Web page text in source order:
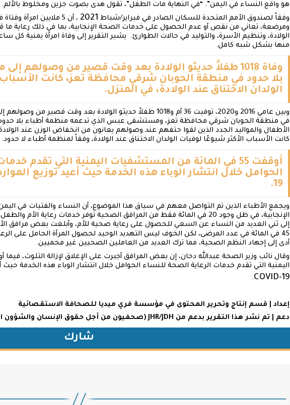
هو واقع النساء في اليمن”. “في النهاية مات الطفل”، تقول هدى بصوت حزين ومخلوط بالألم.
وفقاً لصندوق الأمم المتحدة للسكان الصادر في فبراير/شباط 2021
ومرضعة، تعاني من نقص أو عدم الحصول على خدمات الصحة الإنجابية، بما في ذلك رعاية ما قبل
الولادة، وتنظيم الأسرة، والتوليد في حالات الطوارئ. يشير التقرير إلى وفاة امرأة يمنية كل
منها بشكل شبه كامل.
وفاة 1018 طفلاً حديثو الولادة بعد وقت قصير من
بلا حدود في منطقة الحوبان شرقي محافظة تعز، كانت الأسباب
الولدان الاختناق عند الولادة، في المنزل.
وبين عامي 2016 و2020، توفيت 36 أم و1018 طفلاً حديثو الولادة بعد
في منطقة الحوبان شرقي محافظة تعز، ومستشفى عبس الذي تدعمه منظمة أطباء بلا
الأطفال والمواليد الجدد الذين لقوا حتفهم عند وصولهم يعانون من انخفاض الوزن عند الولادة
كانت الأسباب الأكثر شيوعًا لوفيات الولدان الاختناق عند الولادة، وفقاً لمنظمة أطباء لا حدود.
أوقفت 55 في المائة من المستشفيات اليمنية التي تقدم
الحوامل خلال انتشار الوباء هذه الخدمة حيث أعيد توزيع
19
.
ويجمع الأطباء الذين تم التواصل معهم في سياق هذا الموضوع، أن النساء والفتيات في
الإنجابية، في ظل وجود 20 في المائة فقط من المرافق الصحية توفر خدمات رعاية
إلى ثني العديد من النساء عن السعي للحصول على رعاية صحية للأم، وأبلغت بعض مرافق
45 في المائة في عدد المرضى، لكن الخوف ليس التهديد الوحيد لحصول المرأة الحامل على الرعاية الصحية فانتشار كورنا
أدى إلى إجهاد النظم الصحية، مما ترك العديد من العاملين الصحيين غير محميين.
اليمنية التي تقدم خدمات الرعاية الصحة للنساء الحوامل خلال انتشار الوباء هذه الخدمة حيث
COVID-19
.
إعداد | قسم إنتاج وتحرير المحتوى في مؤسسة فري ميديا للصحافة الاستقصائية
دعم | تم نشر هذا التقرير بدعم من JHR/JDH(صحفيون من أجل حقوق الإنسان والشؤون
شارك